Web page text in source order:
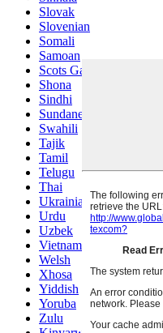
Slovak
Slovenian
Somali
Samoan
Scots Gaelic
Shona
Sindhi
Sundanese
Swahili
Tajik
Tamil
Telugu
Thai
Ukrainian
Urdu
Uzbek
Vietnamese
Welsh
Xhosa
Yiddish
Yoruba
Zulu